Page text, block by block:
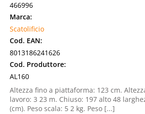
466996
Marca:
Scatolificio
Cod. EAN:
8013186241626
Cod. Produttore:
AL160
Altezza fino a piattaforma: 123 cm.
lavoro: 3 23 m. Chiuso: 197 alto 48
(cm). Peso scala: 5 2 kg. Peso [...]